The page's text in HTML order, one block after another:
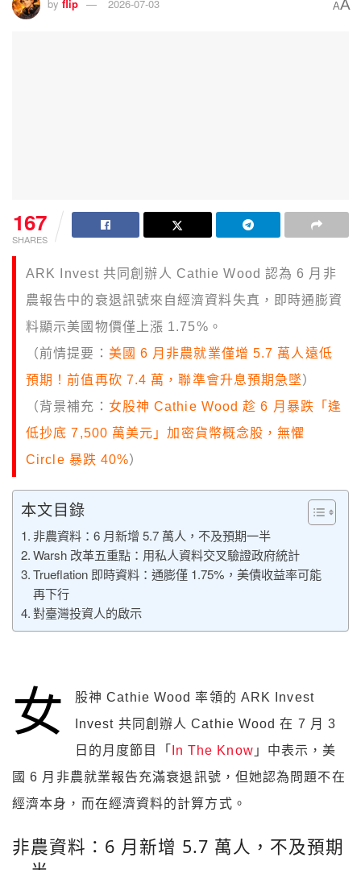
by flip 2026-07-03 AA
167
SHARES
ARK Invest 共同創辦人 Cathie Wood 認為 6 月非
農報告中的衰退訊號來自經濟資料失真，即時通膨資
料顯示美國物價僅上漲 1.75%。
（前情提要： 美國 6 月非農就業僅增 5.7 萬人遠低
預期！前值再砍 7.4 萬，聯準會升息預期急墜）
（背景補充： 女股神 Cathie Wood 趁 6 月暴跌「逢
低抄底 7,500 萬美元」加密貨幣概念股，無懼
Circle 暴跌 40%）
本文目錄
非農資料：6 月新增 5.7 萬人，不及預期一半
Warsh 改革五重點：用私人資料交叉驗證政府統計
Trueflation 即時資料：通膨僅 1.75%，美債收益率可能
再下行
對臺灣投資人的啟示
女
股神 Cathie Wood 率領的 ARK Invest
Invest 共同創辦人 Cathie Wood 在 7 月 3
日的月度節目「
In The Know 」中表示，美
國 6 月非農就業報告充滿衰退訊號，但她認為問題不在
經濟本身，而在經濟資料的計算方式。
非農資料：6 月新增 5.7 萬人，不及預期